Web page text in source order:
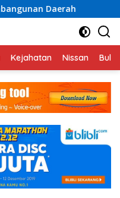
Rayakan Semangat
Kejahatan Nissan